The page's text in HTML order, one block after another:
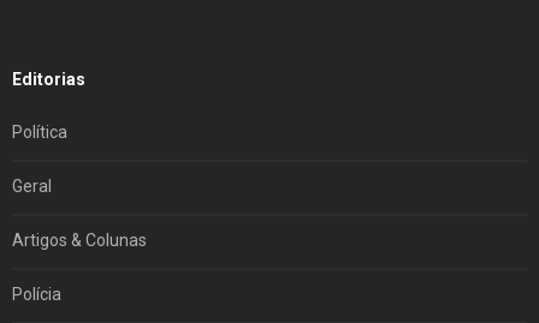
Editorias
Política
Geral
Artigos & Colunas
Polícia